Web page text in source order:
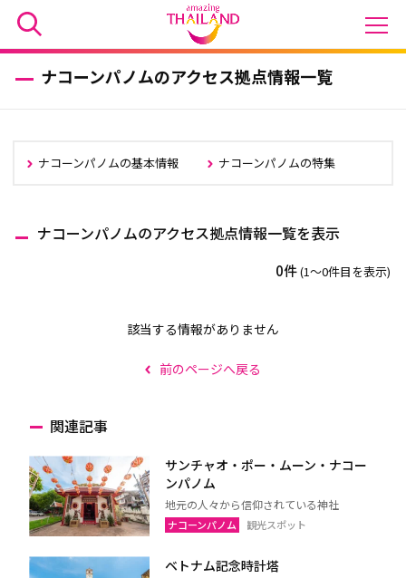
ナコーンパノムのアクセス拠点情報一覧
ナコーンパノムの基本情報 ナコーンパノムの特集
ナコーンパノムのアクセス拠点情報一覧を表示
0件(1〜0件目を表示)
該当する情報がありません
前のページへ戻る
関連記事
サンチャオ・ポー・ムーン・ナコー
ンパノム
地元の人々から信仰されている神社
ナコーンパノム 観光スポット
ベトナム記念時計塔